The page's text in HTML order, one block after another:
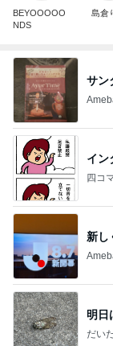
BEYOOOOO
NDS
島倉
サン
イン
四コ
新し
明日
だい